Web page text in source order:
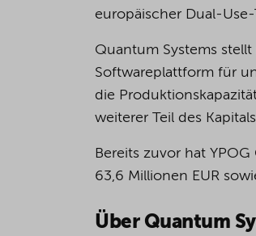
europäischer Dual-
Quantum Systems
Softwareplattform für
die
weiterer Teil des
Bereits zuvor hat
63,6 Millionen EUR
Über Quantum